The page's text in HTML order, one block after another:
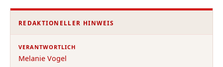
REDAKTIONELLER HINWEIS
VERANTWORTLICH
Melanie Vogel